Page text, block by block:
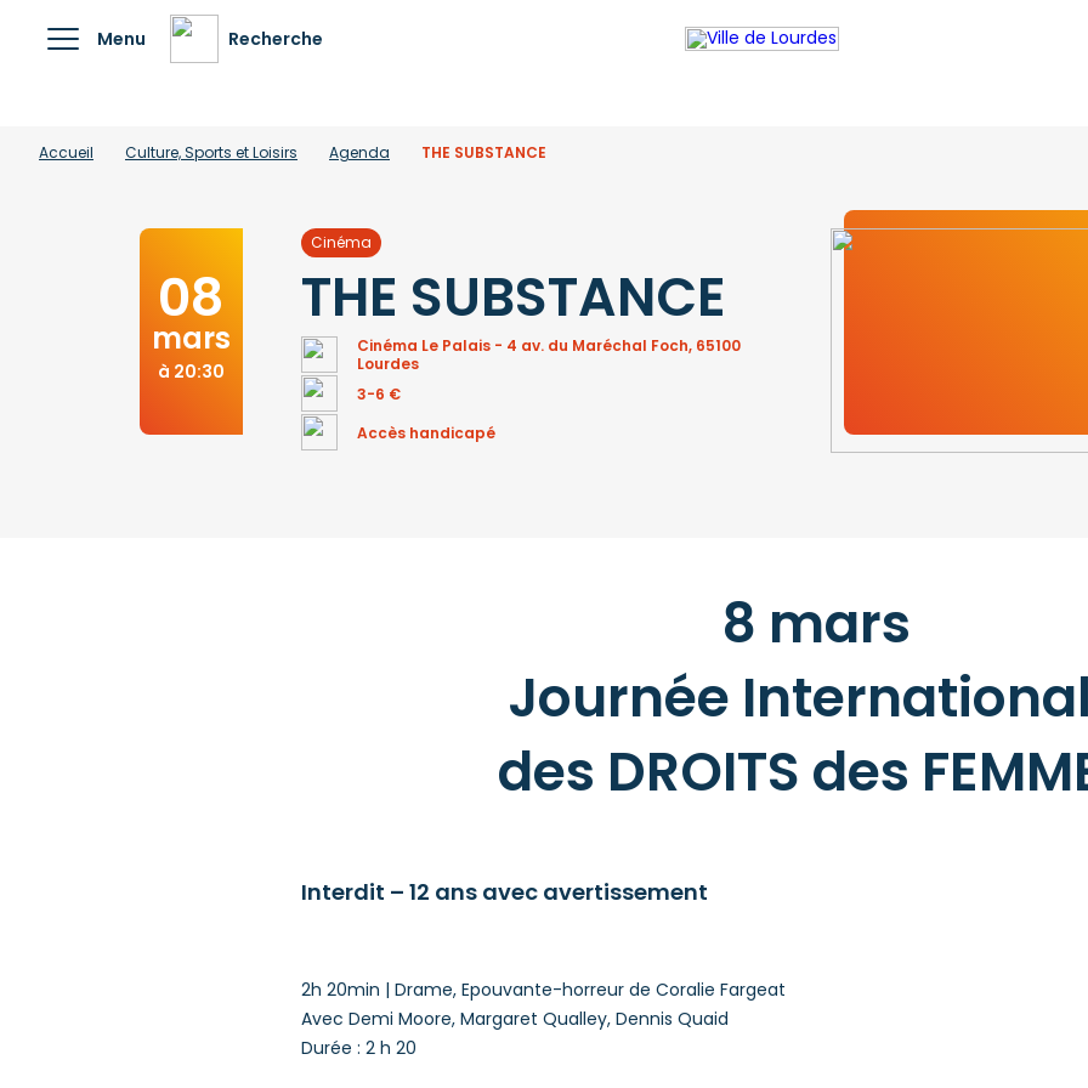
Menu Recherche
Accueil Culture, Sports et Loisirs Agenda THE SUBSTANCE
08
mars
à 20:30
Cinéma
THE SUBSTANCE
Cinéma Le Palais - 4 av. du Maréchal Foch, 65100
Lourdes
3-6 €
Accès handicapé
8 mars
Journée
des DROITS des
Interdit – 12 ans avec avertissement
2h 20min | Drame, Epouvante-horreur de Coralie Fargeat
Avec Demi Moore, Margaret Qualley, Dennis Quaid
Durée : 2 h 20